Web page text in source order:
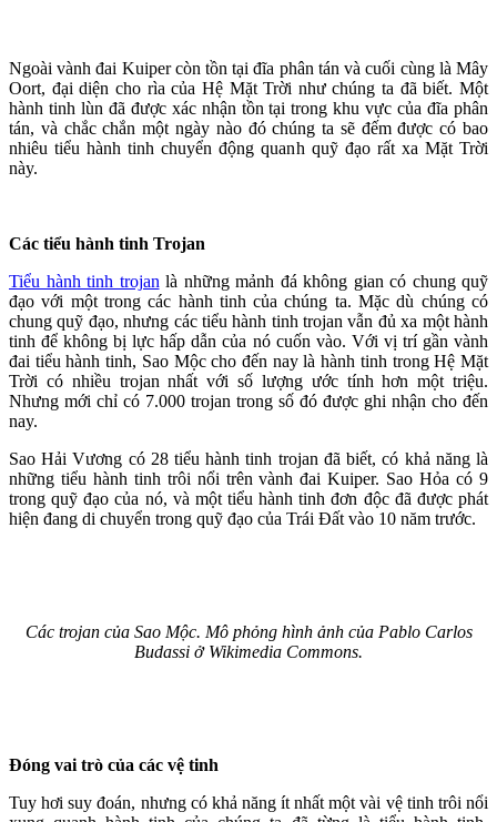
Ngoài vành đai Kuiper còn tồn tại đĩa phân tán và cuối cùng là Mây
Oort, đại diện cho rìa của Hệ Mặt Trời như chúng ta đã biết. Một
hành tinh lùn đã được xác nhận tồn tại trong khu vực của đĩa phân
tán, và chắc chắn một ngày nào đó chúng ta sẽ đếm được có bao
nhiêu tiểu hành tinh chuyển động quanh quỹ đạo rất xa Mặt Trời
này.
Các tiểu hành tinh Trojan
Tiểu hành tinh trojan là những mảnh đá không gian có chung quỹ
đạo với một trong các hành tinh của chúng ta. Mặc dù chúng có
chung quỹ đạo, nhưng các tiểu hành tinh trojan vẫn đủ xa một hành
tinh để không bị lực hấp dẫn của nó cuốn vào. Với vị trí gần vành
đai tiểu hành tinh, Sao Mộc cho đến nay là hành tinh trong Hệ Mặt
Trời có nhiều trojan nhất với số lượng ước tính hơn một triệu.
Nhưng mới chỉ có 7.000 trojan trong số đó được ghi nhận cho đến
nay.
Sao Hải Vương có 28 tiểu hành tinh trojan đã biết, có khả năng là
những tiểu hành tinh trôi nổi trên vành đai Kuiper. Sao Hỏa có 9
trong quỹ đạo của nó, và một tiểu hành tinh đơn độc đã được phát
hiện đang di chuyển trong quỹ đạo của Trái Đất vào 10 năm trước.
Các trojan của Sao Mộc. Mô phỏng hình ảnh của Pablo Carlos
Budassi ở Wikimedia Commons.
Đóng vai trò của các vệ tinh
Tuy hơi suy đoán, nhưng có khả năng ít nhất một vài vệ tinh trôi nổi